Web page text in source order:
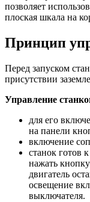
позволяет
плоская шкала на
Принцип
Перед запуском
присутствии
Управление
для его
на панели
включение
станок готов
нажать
двигатель
освещение
выключателя.